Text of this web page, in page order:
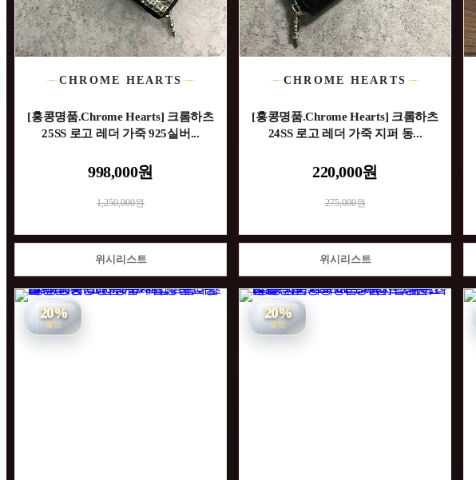
CHROME HEARTS
[홍콩명품.Chrome Hearts] 크롬하츠
25SS 로고 레더 가죽 925실버...
998,000원
1,250,000원
위시리스트
CHROME HEARTS
[홍콩명품.Chrome Hearts] 크롬하츠
24SS 로고 레더 가죽 지퍼 동...
220,000원
275,000원
위시리스트
20%
할인
20%
할인